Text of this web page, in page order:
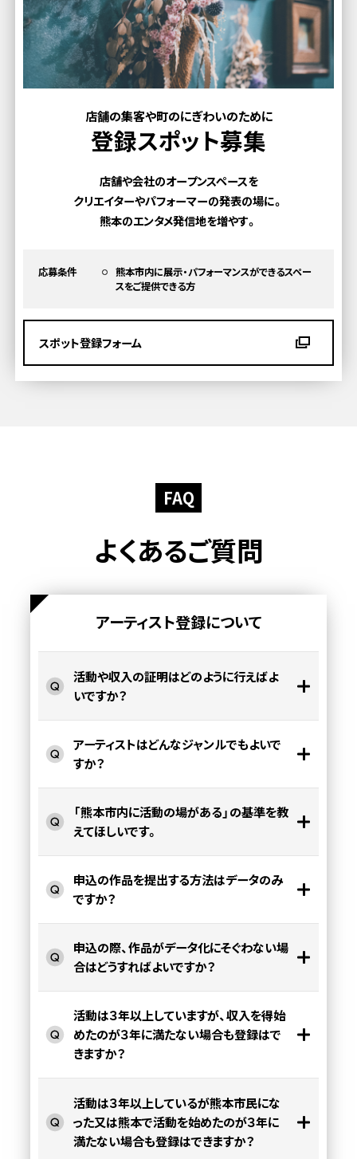
店舗の集客や町のにぎわいのために
登録スポット募集
店舗や会社のオープンスペースを
クリエイターやパフォーマーの発表の場に。
熊本のエンタメ発信地を増やす。
応募条件
熊本市内に展示・パフォーマンスができるスペー
スをご提供できる方
スポット登録フォーム
FAQ
よくあるご質問
アーティスト登録について
活動や収入の証明はどのように行えばよ
いですか？
アーティストはどんなジャンルでもよいで
すか？
「熊本市内に活動の場がある」の基準を教
えてほしいです。
申込の作品を提出する方法はデータのみ
ですか？
申込の際、作品がデータ化にそぐわない場
合はどうすればよいですか？
活動は３年以上していますが、収入を得始
めたのが３年に満たない場合も登録はで
きますか？
活動は３年以上しているが熊本市民にな
った又は熊本で活動を始めたのが３年に
満たない場合も登録はできますか？